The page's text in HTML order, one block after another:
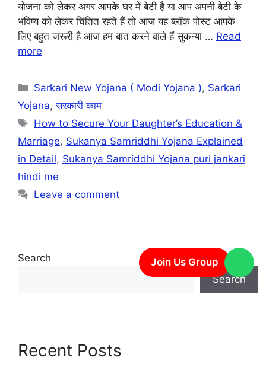
योजना को लेकर अगर आपके घर में बेटी है या आप अपनी बेटी के
भविष्य को लेकर चिंतित रहते हैं तो आज यह ब्लॉक पोस्ट आपके
लिए बहुत जरूरी है आज हम बात करने वाले हैं सुकन्या … Read
more
Sarkari New Yojana ( Modi Yojana ), Sarkari
Yojana,सरकारी काम
How to Secure Your Daughter’s Education &
Marriage, Sukanya Samriddhi Yojana Explained
in Detail, Sukanya Samriddhi Yojana puri jankari
hindi me
Leave a comment
Search
Search
Recent Posts
Join Us Group